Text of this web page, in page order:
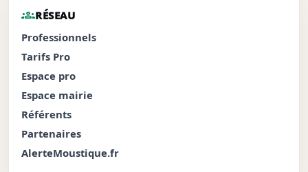
groupsRÉSEAU
Professionnels
Tarifs Pro
Espace pro
Espace mairie
Référents
Partenaires
AlerteMoustique.fr